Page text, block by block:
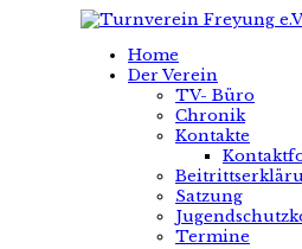
Home
Der Verein
TV- Büro
Chronik
Kontakte
Satzung
Termine